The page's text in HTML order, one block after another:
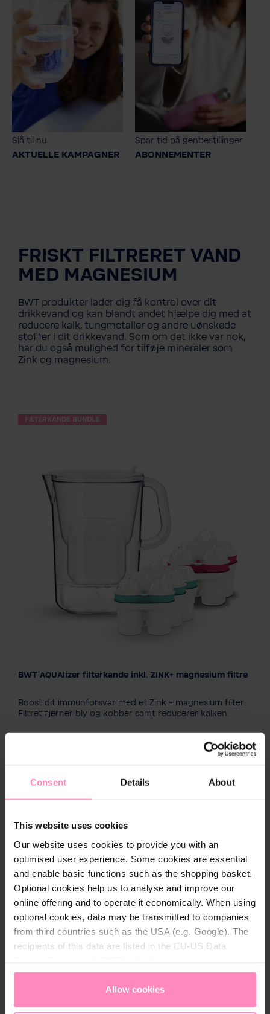
Consent Details About
This website uses cookies
Our website uses cookies to provide you with an
optimised user experience. Some cookies are essential
and enable basic functions such as the shopping basket.
Optional cookies help us to analyse and improve our
online offering and to operate it economically. When using
optional cookies, data may be transmitted to companies
from third countries such as the USA (e.g. Google). The
recipients of this data are listed in the EU-US Data
appropriate level of data protection. You canaccept all
only allow necessary cookies
access and change your chosen setting at any time in
Allow cookies
Slå til nu
AKTUELLE KAMPAGNER
Spar tid på genbestillinger
ABONNEMENTER
FRISKT FILTRERET VAND
MED MAGNESIUM
BWT produkter lader dig få kontrol over dit
drikkevand og kan blandt andet hjælpe dig med at
reducere kalk, tungmetaller og andre uønskede
stoffer i dit drikkevand. Som om det ikke var nok,
har du også mulighed for tilføje mineraler som
Zink og magnesium.
FILTERKANDE BUNDLE
BWT AQUAlizer filterkande inkl. ZINK+ magnesium filtre
Boost dit immunforsvar med et Zink + magnesium filter.
Filtret fjerner bly og kobber samt reducerer kalken.